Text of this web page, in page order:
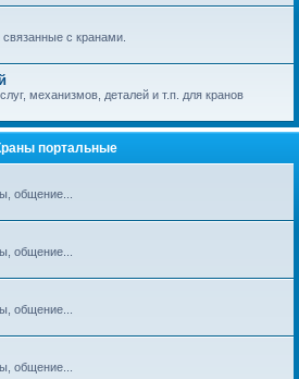
с кранами.
механизмов, деталей и т.п. для кранов
портальные
общение...
общение...
общение...
общение...